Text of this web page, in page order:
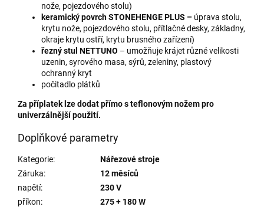
nože, pojezdového stolu)
keramický povrch STONEHENGE PLUS – úprava stolu,
krytu nože, pojezdového stolu, přítlačné desky, základny,
okraje krytu ostří, krytu brusného zařízení)
řezný stul NETTUNO – umožňuje krájet různé velikosti
uzenin, syrového masa, sýrů, zeleniny, plastový
ochranný kryt
počitadlo plátků
Za příplatek lze dodat přímo s teflonovým nožem pro
univerzálnější použití.
Doplňkové parametry
Kategorie:
Nářezové stroje
Záruka:
12 měsíců
napětí:
230 V
příkon:
275 + 180 W